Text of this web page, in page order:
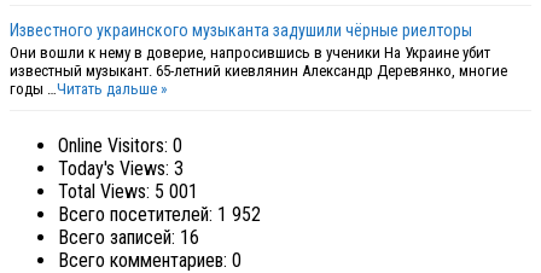
Известного украинского музыканта задушили чёрные риелторы
Они вошли к нему в доверие, напросившись в ученики На Украине убит
известный музыкант. 65-летний киевлянин Александр Деревянко, многие
годы … Читать дальше »
Online Visitors: 0
Today's Views: 3
Total Views: 5 001
Всего посетителей: 1 952
Всего записей: 16
Всего комментариев: 0